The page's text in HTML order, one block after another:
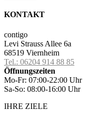
KONTAKT
contigo
Levi Strauss Allee 6a
68519 Viernheim
Tel.: 06204 914 88 85
Öffnungszeiten
Mo-Fr: 07:00-22:00 Uhr
Sa-So: 08:00-16:00 Uhr
IHRE ZIELE